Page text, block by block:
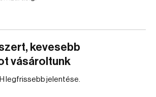
kevesebb
vásároltunk
legfrissebb jelentése.